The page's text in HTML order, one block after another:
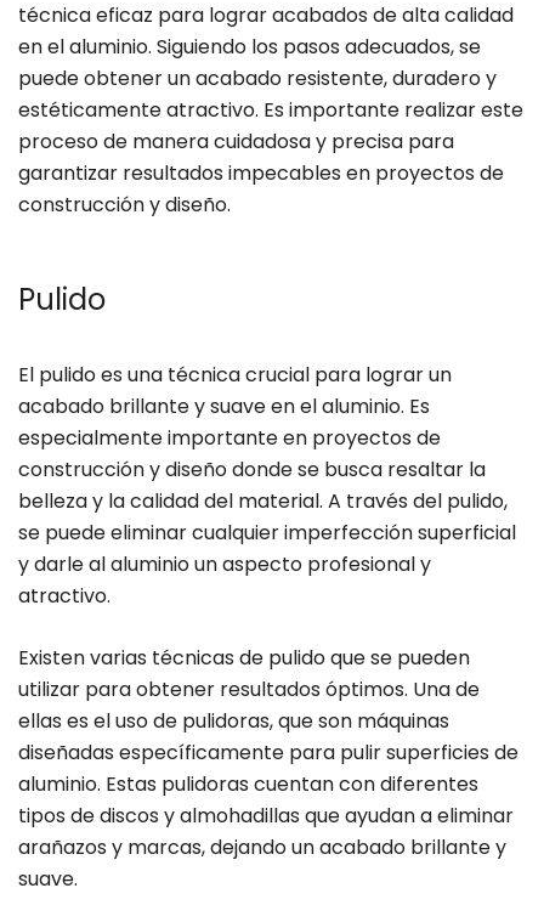
técnica eficaz para lograr acabados de alta calidad
en el aluminio. Siguiendo los pasos adecuados, se
puede obtener un acabado resistente, duradero y
estéticamente atractivo. Es importante realizar este
proceso de manera cuidadosa y precisa para
garantizar resultados impecables en proyectos de
construcción y diseño.
Pulido
El pulido es una técnica crucial para lograr un
acabado brillante y suave en el aluminio. Es
especialmente importante en proyectos de
construcción y diseño donde se busca resaltar la
belleza y la calidad del material. A través del pulido,
se puede eliminar cualquier imperfección superficial
y darle al aluminio un aspecto profesional y
atractivo.
Existen varias técnicas de pulido que se pueden
utilizar para obtener resultados óptimos. Una de
ellas es el uso de pulidoras, que son máquinas
diseñadas específicamente para pulir superficies de
aluminio. Estas pulidoras cuentan con diferentes
tipos de discos y almohadillas que ayudan a eliminar
arañazos y marcas, dejando un acabado brillante y
suave.